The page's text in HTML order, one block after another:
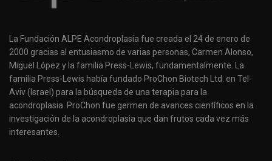
La Fundación ALPE Acondroplasia fue creada el 24 de enero de
2000 gracias al entusiasmo de varias personas, Carmen Alonso,
Miguel López y la familia Press-Lewis, fundamentalmente. La
familia Press-Lewis había fundado ProChon Biotech Ltd. en Tel-
Aviv (Israel) para la búsqueda de una terapia para la
acondroplasia. ProChon fue germen de avances científicos en la
investigación de la acondroplasia que dan frutos cada vez más
interesantes.